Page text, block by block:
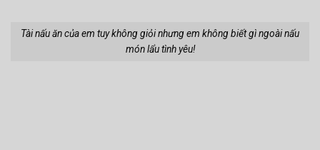
Tài nấu ăn của em tuy không giỏi nhưng em không biết gì ngoài nấu
món lẩu tình yêu!